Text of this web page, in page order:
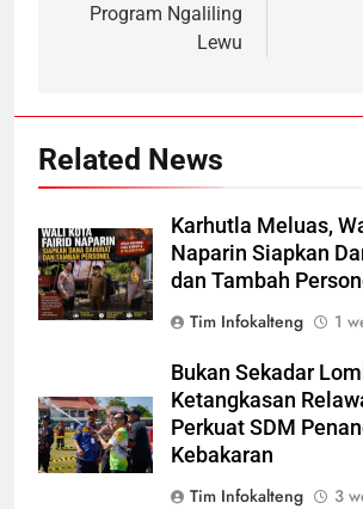
Program Ngaliling
Lewu
Related News
Karhutla Meluas,
Naparin Siapkan
dan Tambah
Tim Infokalteng
1
Bukan Sekadar
Ketangkasan
Perkuat SDM
Kebakaran
Tim Infokalteng
3